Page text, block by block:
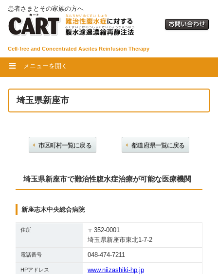
患者さまとその家族の方へ
Cell-free and Concentrated Ascites Reinfusion Therapy
メニューを開く
埼玉県新座市
市区町村一覧に戻る 都道府県一覧に戻る
埼玉県新座市で難治性腹水症治療が可能な医療機関
新座志木中央総合病院
住所
〒352-0001
埼玉県新座市東北1-7-2
電話番号 048-474-7211
HPアドレス www.niizashiki-hp.jp